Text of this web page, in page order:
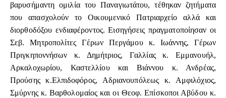
βαρυσήμαντη ομιλία του Παναγιωτάτου, τέθηκαν ζητήματα
που απασχολούν το Οικουμενικό Πατριαρχείο αλλά και
διορθοδόξου ενδιαφέροντος. Εισηγήσεις πραγματοποίησαν οι
Σεβ. Μητροπολίτες Γέρων Περγάμου κ. Ιωάννης, Γέρων
Πριγκηποννήσων κ. Δημήτριος, Γαλλίας κ. Εμμανουήλ,
Αρκαλοχωρίου, Καστελλίου και Βιάννου κ. Ανδρέας,
Προύσης κ.Ελπιδοφόρος, Αδριανουπόλεως κ. Αμφιλόχιος,
Σμύρνης κ. Βαρθολομαίος και οι Θεοφ. Επίσκοποι Αβύδου κ.